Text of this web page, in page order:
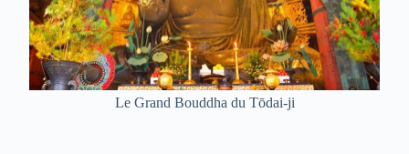
Le Grand Bouddha du Tōdai-ji